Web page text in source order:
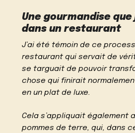
Une gourmandise que
dans un restaurant
J’ai été témoin de ce
restaurant qui servait de
se targuait de pouvoir
chose qui finirait
en un plat de luxe.
Cela s’appliquait également
pommes de terre, qui, dans